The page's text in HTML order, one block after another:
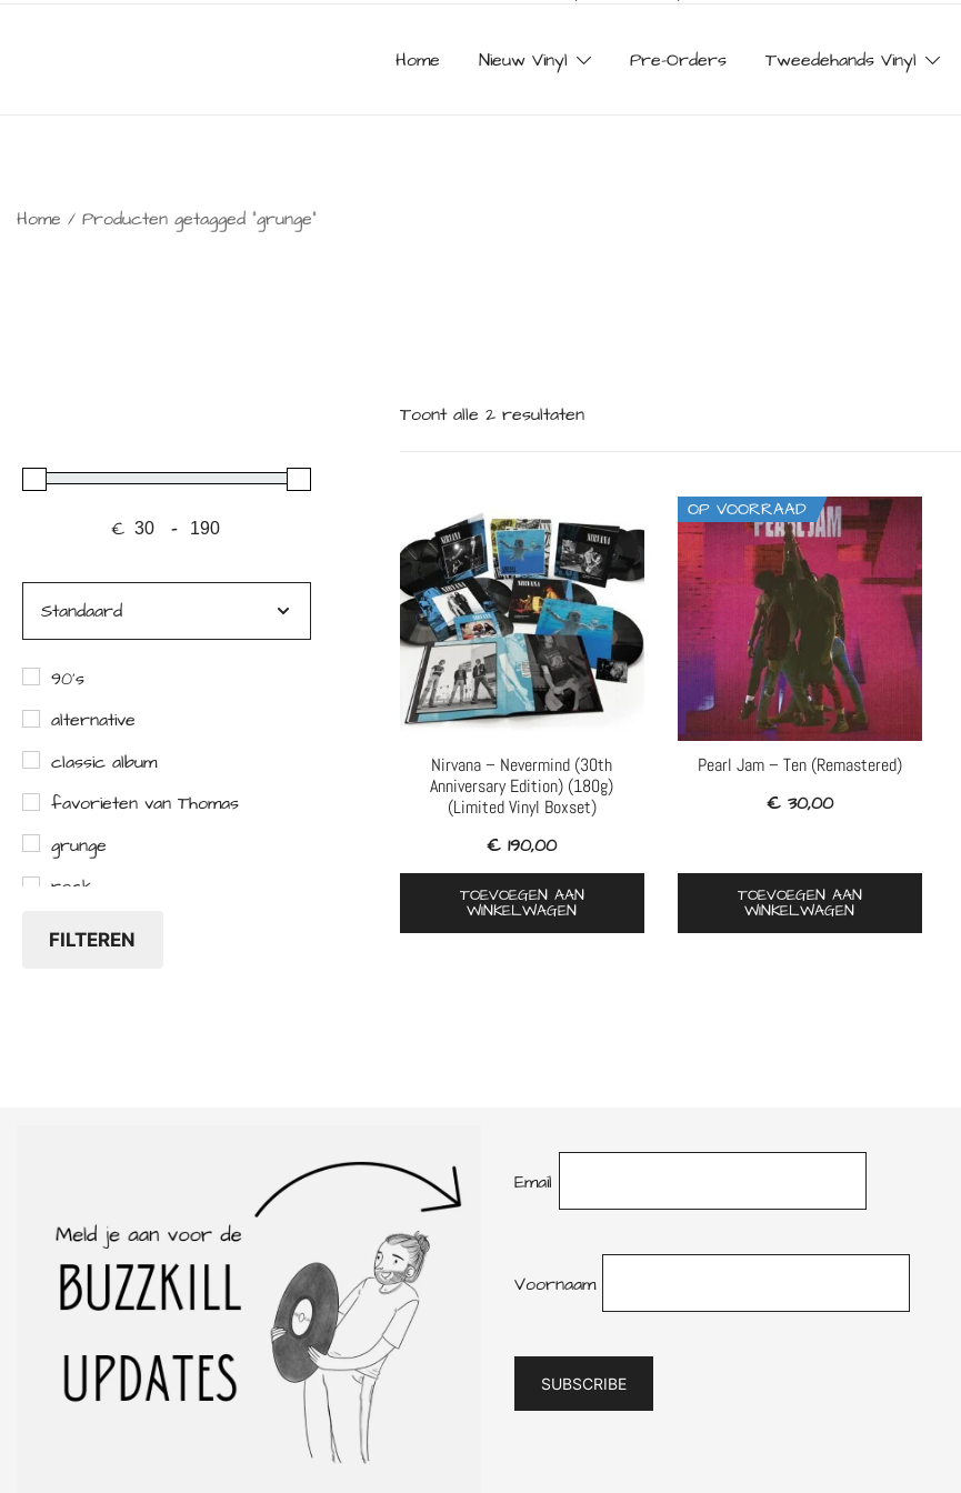
Home Nieuw Vinyl Pre-Orders Tweedehands Vinyl
Home / Producten getagged “grunge”
Toont alle 2 resultaten
Nirvana – Nevermind (30th
Anniversary Edition) (180g)
(Limited Vinyl Boxset)
€ 190,00
TOEVOEGEN AAN
WINKELWAGEN
OP VOORRAAD
Pearl Jam – Ten (Remastered)
€30,00
TOEVOEGEN AAN
WINKELWAGEN
€
Minimale prijs
-
Maximale prijs
Sorteer producten
90's
alternative
classic album
favorieten van Thomas
grunge
rock
FILTEREN
Email
Voornaam